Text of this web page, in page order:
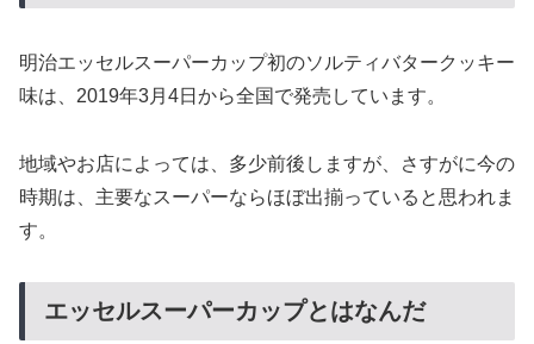
明治エッセルスーパーカップ初のソルティバタークッキー
味は、2019年3月4日から全国で発売しています。
地域やお店によっては、多少前後しますが、さすがに今の
時期は、主要なスーパーならほぼ出揃っていると思われま
す。
エッセルスーパーカップとはなんだ